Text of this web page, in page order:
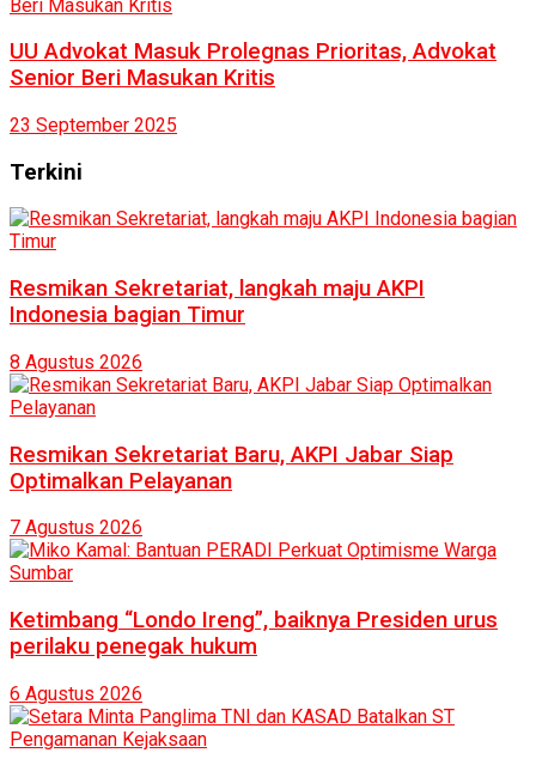
UU Advokat Masuk Prolegnas Prioritas, Advokat
Senior Beri Masukan Kritis
23 September 2025
Terkini
Resmikan Sekretariat, langkah maju AKPI
Indonesia bagian Timur
8 Agustus 2026
Resmikan Sekretariat Baru, AKPI Jabar Siap
Optimalkan Pelayanan
7 Agustus 2026
Ketimbang “Londo Ireng”, baiknya Presiden urus
perilaku penegak hukum
6 Agustus 2026